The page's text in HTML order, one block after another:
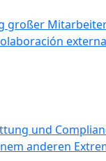
großer
und
anderen